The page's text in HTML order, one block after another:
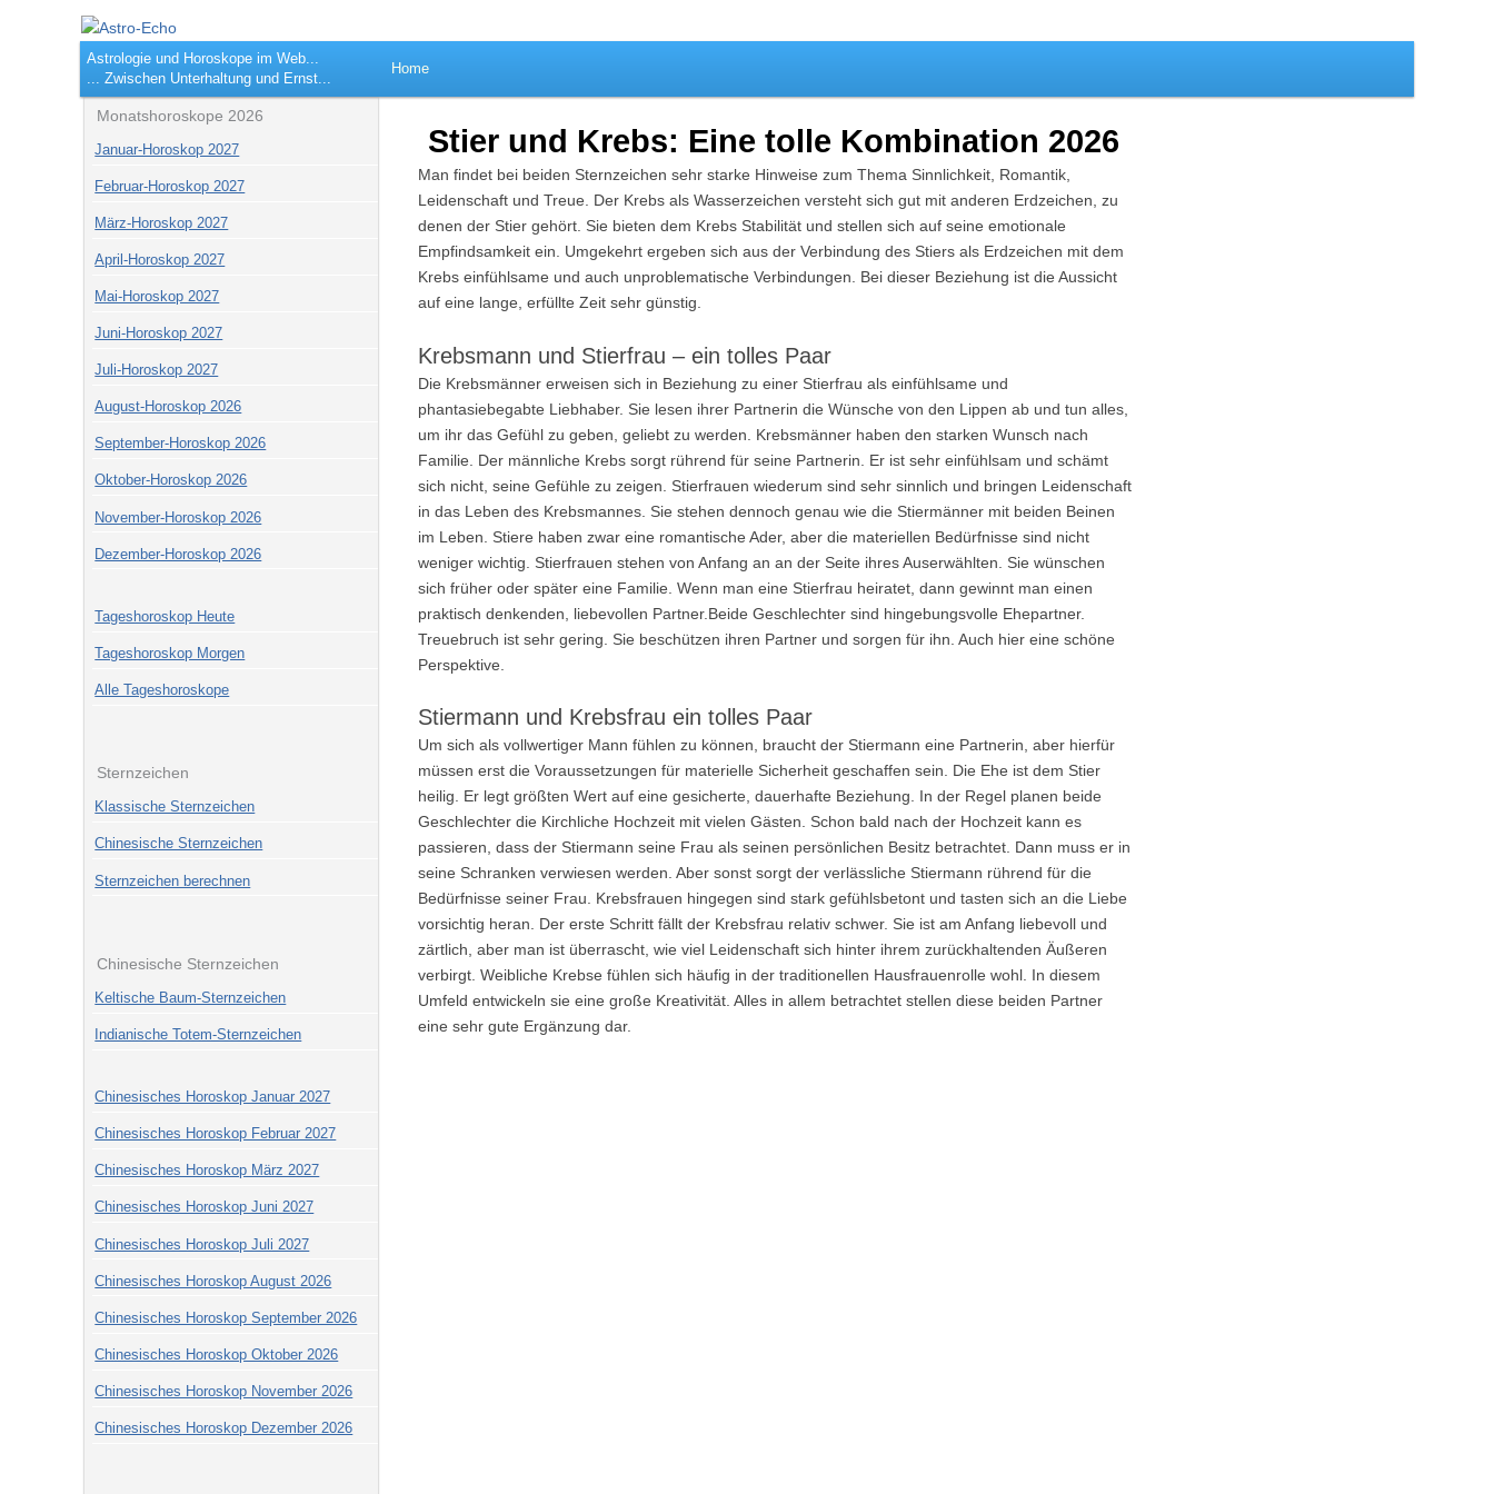
Astro-EchoDie Welt der Astrologie
Astrologie und Horoskope im Web...
... Zwischen Unterhaltung und Ernst...
Hauptmenü
Zum Inhalt springen Home
Stier und Krebs: Eine tolle Kombination 2026
Man findet bei beiden Sternzeichen sehr starke Hinweise zum Thema Sinnlichkeit, Romantik,
Leidenschaft und Treue. Der Krebs als Wasserzeichen versteht sich gut mit anderen Erdzeichen, zu
denen der Stier gehört. Sie bieten dem Krebs Stabilität und stellen sich auf seine emotionale
Empfindsamkeit ein. Umgekehrt ergeben sich aus der Verbindung des Stiers als Erdzeichen mit dem
Krebs einfühlsame und auch unproblematische Verbindungen. Bei dieser Beziehung ist die Aussicht
auf eine lange, erfüllte Zeit sehr günstig.
Krebsmann und Stierfrau – ein tolles Paar
Die Krebsmänner erweisen sich in Beziehung zu einer Stierfrau als einfühlsame und
phantasiebegabte Liebhaber. Sie lesen ihrer Partnerin die Wünsche von den Lippen ab und tun alles,
um ihr das Gefühl zu geben, geliebt zu werden. Krebsmänner haben den starken Wunsch nach
Familie. Der männliche Krebs sorgt rührend für seine Partnerin. Er ist sehr einfühlsam und schämt
sich nicht, seine Gefühle zu zeigen. Stierfrauen wiederum sind sehr sinnlich und bringen Leidenschaft
in das Leben des Krebsmannes. Sie stehen dennoch genau wie die Stiermänner mit beiden Beinen
im Leben. Stiere haben zwar eine romantische Ader, aber die materiellen Bedürfnisse sind nicht
weniger wichtig. Stierfrauen stehen von Anfang an an der Seite ihres Auserwählten. Sie wünschen
sich früher oder später eine Familie. Wenn man eine Stierfrau heiratet, dann gewinnt man einen
praktisch denkenden, liebevollen Partner.Beide Geschlechter sind hingebungsvolle Ehepartner.
Treuebruch ist sehr gering. Sie beschützen ihren Partner und sorgen für ihn. Auch hier eine schöne
Perspektive.
Stiermann und Krebsfrau ein tolles Paar
Um sich als vollwertiger Mann fühlen zu können, braucht der Stiermann eine Partnerin, aber hierfür
müssen erst die Voraussetzungen für materielle Sicherheit geschaffen sein. Die Ehe ist dem Stier
heilig. Er legt größten Wert auf eine gesicherte, dauerhafte Beziehung. In der Regel planen beide
Geschlechter die Kirchliche Hochzeit mit vielen Gästen. Schon bald nach der Hochzeit kann es
passieren, dass der Stiermann seine Frau als seinen persönlichen Besitz betrachtet. Dann muss er in
seine Schranken verwiesen werden. Aber sonst sorgt der verlässliche Stiermann rührend für die
Bedürfnisse seiner Frau. Krebsfrauen hingegen sind stark gefühlsbetont und tasten sich an die Liebe
vorsichtig heran. Der erste Schritt fällt der Krebsfrau relativ schwer. Sie ist am Anfang liebevoll und
zärtlich, aber man ist überrascht, wie viel Leidenschaft sich hinter ihrem zurückhaltenden Äußeren
verbirgt. Weibliche Krebse fühlen sich häufig in der traditionellen Hausfrauenrolle wohl. In diesem
Umfeld entwickeln sie eine große Kreativität. Alles in allem betrachtet stellen diese beiden Partner
eine sehr gute Ergänzung dar.
Monatshoroskope 2026
Januar-Horoskop 2027
Februar-Horoskop 2027
März-Horoskop 2027
April-Horoskop 2027
Mai-Horoskop 2027
Juni-Horoskop 2027
Juli-Horoskop 2027
August-Horoskop 2026
September-Horoskop 2026
Oktober-Horoskop 2026
November-Horoskop 2026
Dezember-Horoskop 2026
Tageshoroskop Heute
Tageshoroskop Morgen
Alle Tageshoroskope
Sternzeichen
Klassische Sternzeichen
Chinesische Sternzeichen
Sternzeichen berechnen
Chinesische Sternzeichen
Keltische Baum-Sternzeichen
Indianische Totem-Sternzeichen
Chinesisches Horoskop Januar 2027
Chinesisches Horoskop Februar 2027
Chinesisches Horoskop März 2027
Chinesisches Horoskop Juni 2027
Chinesisches Horoskop Juli 2027
Chinesisches Horoskop August 2026
Chinesisches Horoskop September 2026
Chinesisches Horoskop Oktober 2026
Chinesisches Horoskop November 2026
Chinesisches Horoskop Dezember 2026